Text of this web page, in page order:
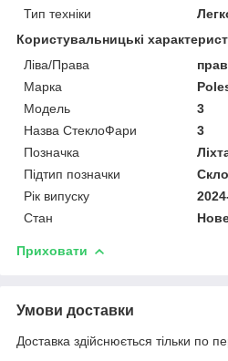
Тип техніки
Користувальницькі
Ліва/Права
Марка
Мoдель
3
Назва СтеклоФари
3
Позначка
Підтип позначки
Рік випуску
Стан
Приховати
Умови доставки
Доставка здійснюється тільки по